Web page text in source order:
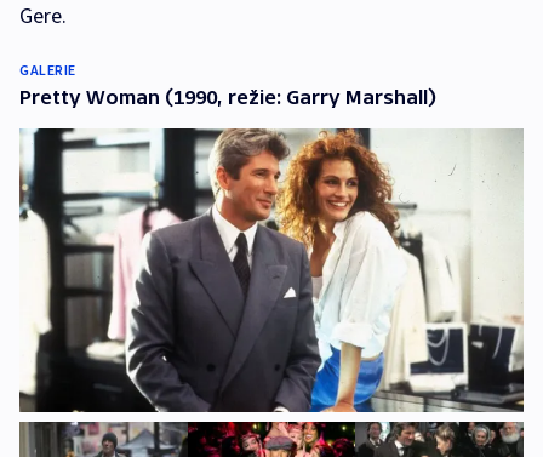
Gere.
GALERIE
Pretty Woman (1990, režie: Garry Marshall)